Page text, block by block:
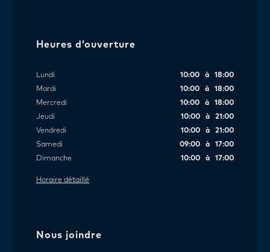
Heures d’ouverture
Lundi
10:00 à 18:00
Mardi
10:00 à 18:00
Mercredi
10:00 à 18:00
Jeudi
10:00 à 21:00
Vendredi
10:00 à 21:00
Samedi
09:00 à 17:00
Dimanche
10:00 à 17:00
Horaire détaillé
Nous joindre